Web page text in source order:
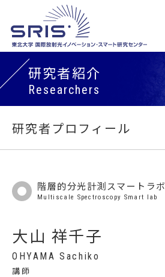
研究者紹介
Researchers
研究者プロフィール
階層的分光計測スマートラボ
Multiscale Spectroscopy Smart lab
大山 祥千子
OHYAMA Sachiko
講師